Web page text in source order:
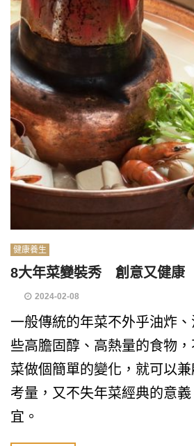
健康養生
8大年菜變裝秀 創意又健康
2024-02-08
一般傳統的年菜不外乎油炸
些高膽固醇、高熱量的食物
菜做個簡單的變化，就可以
考量，又不失年菜經典的意
宜。